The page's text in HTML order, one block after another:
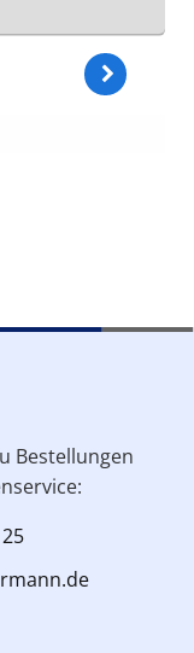
Bestellungen